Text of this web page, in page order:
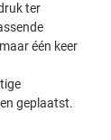
ter
één keer
geplaatst.